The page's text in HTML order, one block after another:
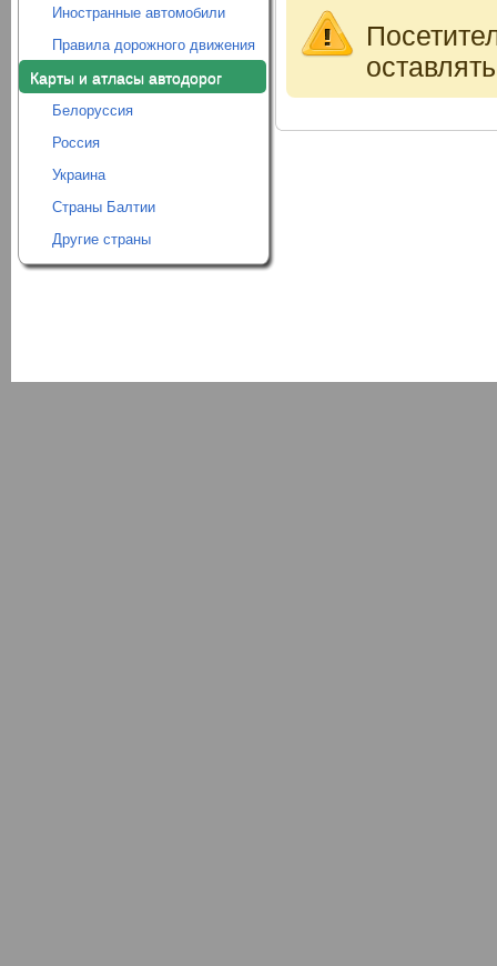
Иностранные автомобили
Правила дорожного движения
Карты и атласы автодорог
Белоруссия
Россия
Украина
Страны Балтии
Другие страны